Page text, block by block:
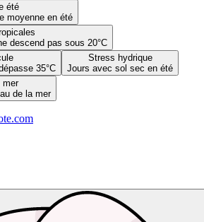
été
moyenne en été
descend pas sous 20°C
35°C
Stress hydrique
Jours avec sol sec en été
mer
de la mer